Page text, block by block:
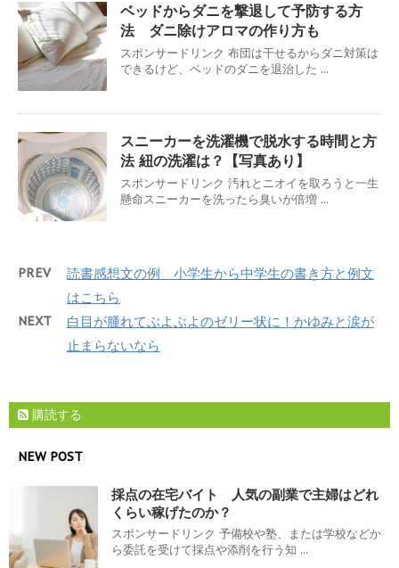
ベッドからダニを撃退して予防する方
法 ダニ除けアロマの作り方も
スポンサードリンク 布団は干せるからダニ対策は
できるけど、ベッドのダニを退治した ...
スニーカーを洗濯機で脱水する時間と方
法 紐の洗濯は？【写真あり】
スポンサードリンク 汚れとニオイを取ろうと一生
懸命スニーカーを洗ったら臭いが倍増 ...
PREV
読書感想文の例 小学生から中学生の書き方と例文
はこちら
NEXT
白目が腫れてぶよぶよのゼリー状に！かゆみと涙が
止まらないなら
購読する
NEW POST
採点の在宅バイト 人気の副業で主婦はどれ
くらい稼げたのか？
スポンサードリンク 予備校や塾、または学校などか
ら委託を受けて採点や添削を行う知 ...